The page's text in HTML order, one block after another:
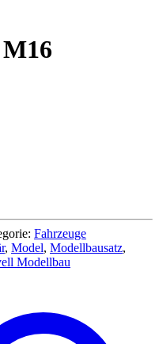
Fahrzeuge
, Model, Modellbausatz,
Modellbau